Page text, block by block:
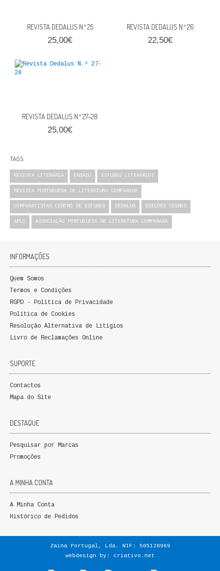
REVISTA DEDALUS N.º 25
25,00€
REVISTA DEDALUS N.º 26
22,50€
REVISTA DEDALUS N.º 27-28
25,00€
TAGS:
REVISTA LITERÁRIA ENSAIO ESTUDOS LITERÁRIOS
REVISTA PORTUGUESA DE LITERATURA COMPARADA
COMPARATISTAS CENTRO DE ESTUDOS DEDALUS EDIÇÕES COSMOS
APLC ASSOCIAÇÃO PORTUGUESA DE LITERATURA COMPARADA
INFORMAÇÕES
Quem Somos
Termos e Condições
RGPD - Política de Privacidade
Política de Cookies
Resolução Alternativa de Litígios
Livro de Reclamações Online
SUPORTE
Contactos
Mapa do Site
DESTAQUE
Pesquisar por Marcas
Promoções
A MINHA CONTA
A Minha Conta
Histórico de Pedidos
Zaina Portugal, Lda. NIF: 505128969
webdesign by: criativo.net